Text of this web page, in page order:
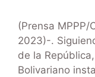
(Prensa
2023)-.
de la
Bolivariano